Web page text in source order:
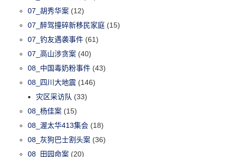
07_胡秀华案 (12)
07_醉驾撞碎新移民家庭 (15)
07_钓友遇袭事件 (61)
07_高山涉贪案 (40)
08_中国毒奶粉事件 (43)
08_四川大地震 (146)
灾区采访队 (33)
08_杨佳案 (15)
08_渥太华413集会 (18)
08_灰狗巴士割头案 (36)
08_田园命案 (20)